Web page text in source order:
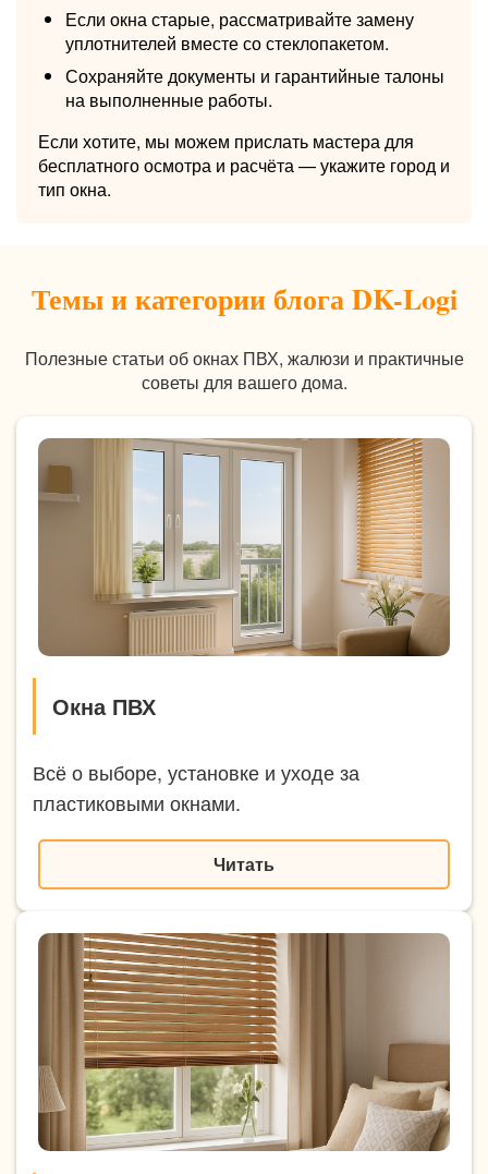
Если окна старые, рассматривайте замену
уплотнителей вместе со стеклопакетом.
Сохраняйте документы и гарантийные талоны
на выполненные работы.
Если хотите, мы можем прислать мастера для
бесплатного осмотра и расчёта — укажите город и
тип окна.
Темы и категории блога DK-Logi
Полезные статьи об окнах ПВХ, жалюзи и практичные
советы для вашего дома.
Окна ПВХ
Всё о выборе, установке и уходе за
пластиковыми окнами.
Читать